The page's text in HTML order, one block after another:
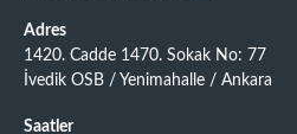
Adres
1420. Cadde 1470. Sokak No: 77
İvedik OSB / Yenimahalle / Ankara
Saatler